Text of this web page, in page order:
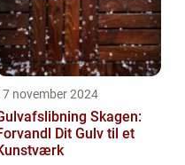
november 2024
Skagen:
Dit Gulv til et